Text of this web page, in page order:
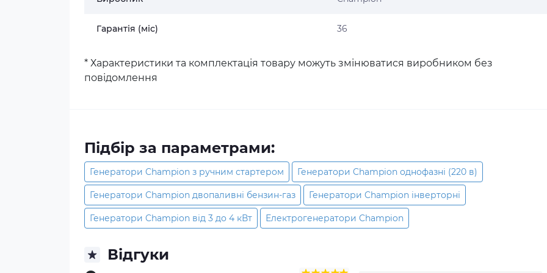
Гарантія (міс) 36
* Характеристики та комплектація товару можуть змінюватися виробником без
повідомлення
Підбір за параметрами:
Генератори Champion з ручним стартером Генератори Champion однофазні (220 в)
Генератори Champion двопаливні бензин-газ Генератори Champion інверторні
Генератори Champion від 3 до 4 кВт Електрогенератори Champion
Відгуки